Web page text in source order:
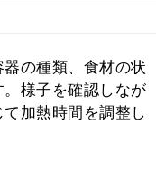
の種類、食材の状
様子を確認しなが
加熱時間を調整し